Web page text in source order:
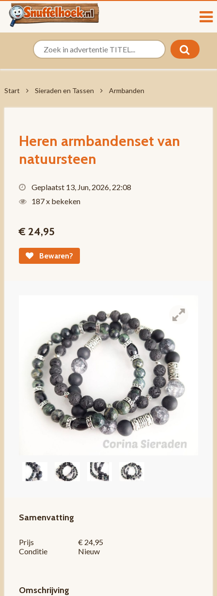
Start Sieraden en Tassen Armbanden
Heren armbandenset van
natuursteen
Geplaatst 13, Jun, 2026, 22:08
187 x bekeken
€ 24,95
Bewaren?
Samenvatting
Prijs
€ 24,95
Conditie
Nieuw
Omschrijving